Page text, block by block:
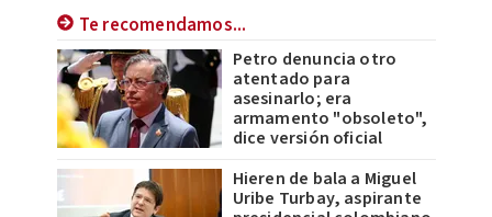
Te recomendamos...
Petro denuncia otro
atentado para
asesinarlo; era
armamento "obsoleto",
dice versión oficial
Hieren de bala a Miguel
Uribe Turbay, aspirante